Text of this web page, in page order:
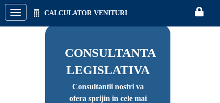
CALCULATOR VENITURI
CONSULTANTA
LEGISLATIVA
Consultantii nostri va
ofera sprijin in cele mai